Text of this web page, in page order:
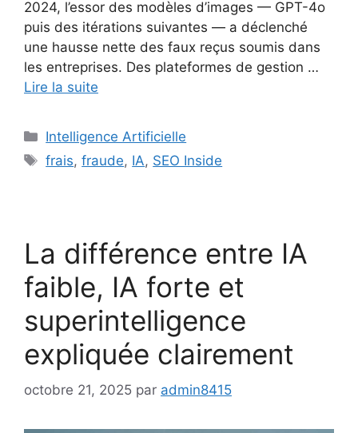
2024, l’essor des modèles d’images — GPT-4o
puis des itérations suivantes — a déclenché
une hausse nette des faux reçus soumis dans
les entreprises. Des plateformes de gestion …
Lire la suite
Catégories
Intelligence Artificielle
Étiquettes
frais,fraude, IA, SEO Inside
La différence entre IA
faible, IA forte et
superintelligence
expliquée clairement
octobre 21, 2025 par admin8415